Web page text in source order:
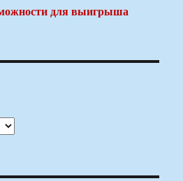
для выигрыша